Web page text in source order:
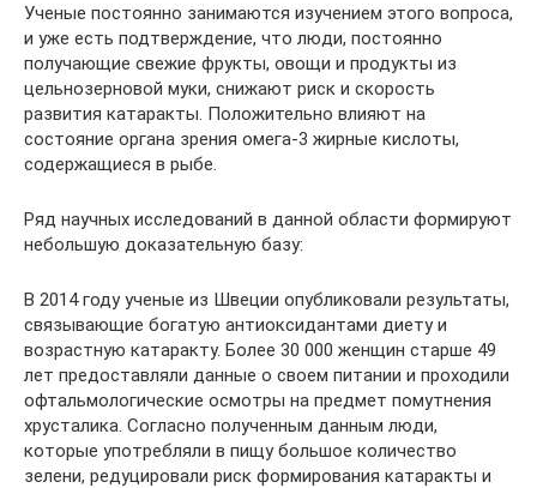
Ученые постоянно занимаются изучением этого вопроса,
и уже есть подтверждение, что люди, постоянно
получающие свежие фрукты, овощи и продукты из
цельнозерновой муки, снижают риск и скорость
развития катаракты. Положительно влияют на
состояние органа зрения омега-3 жирные кислоты,
содержащиеся в рыбе.
Ряд научных исследований в данной области формируют
небольшую доказательную базу:
В 2014 году ученые из Швеции опубликовали результаты,
связывающие богатую антиоксидантами диету и
возрастную катаракту. Более 30 000 женщин старше 49
лет предоставляли данные о своем питании и проходили
офтальмологические осмотры на предмет помутнения
хрусталика. Согласно полученным данным люди,
которые употребляли в пищу большое количество
зелени, редуцировали риск формирования катаракты и